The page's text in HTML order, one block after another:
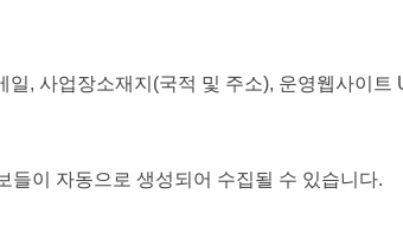
, 사업장소재지(국적 및 주소), 운영웹사이트
들이 자동으로 생성되어 수집될 수 있습니다.